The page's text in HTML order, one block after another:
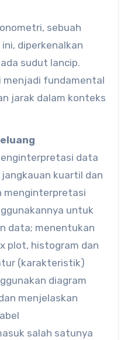
sebuah
diperkenalkan
sudut lancip.
menjadi fundamental
jarak dalam konteks
data
kuartil dan
menginterpretasi
untuk
data; menentukan
plot, histogram dan
(karakteristik)
diagram
menjelaskan
salah satunya